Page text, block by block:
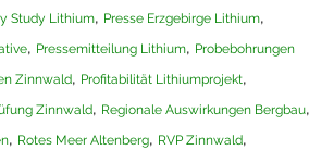
Study Lithium, Presse Erzgebirge Lithium,
, Pressemitteilung Lithium, Probebohrungen
Zinnwald, Profitabilität Lithiumprojekt,
Zinnwald, Regionale Auswirkungen Bergbau,
, Rotes Meer Altenberg, RVP Zinnwald,